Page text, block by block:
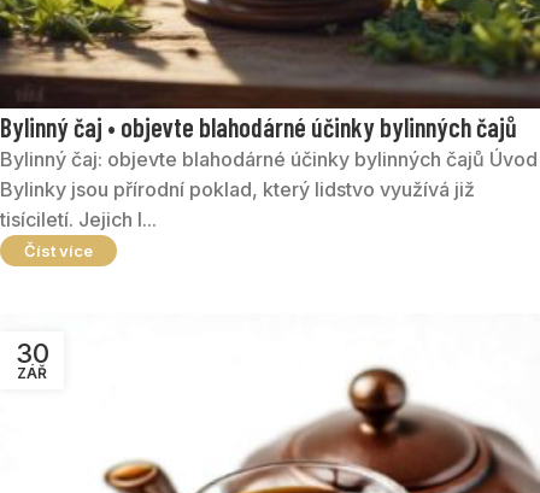
Bylinný čaj • objevte blahodárné účinky bylinných čajů
Bylinný čaj: objevte blahodárné účinky bylinných čajů Úvod
Bylinky jsou přírodní poklad, který lidstvo využívá již
tisíciletí. Jejich l...
Číst více
30
ZÁŘ